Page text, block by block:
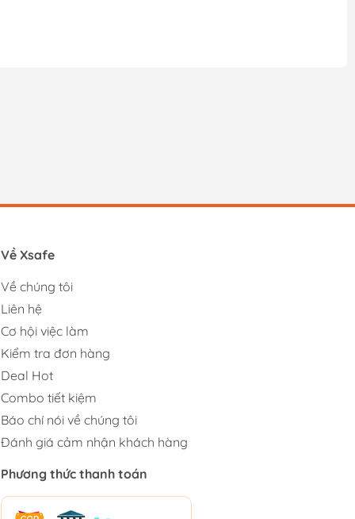
Về Xsafe
Về chúng tôi
Liên hệ
Cơ hội việc làm
Kiểm tra đơn hàng
Deal Hot
Combo tiết kiệm
Báo chí nói về chúng tôi
Đánh giá cảm nhận khách hàng
Phương thức thanh toán